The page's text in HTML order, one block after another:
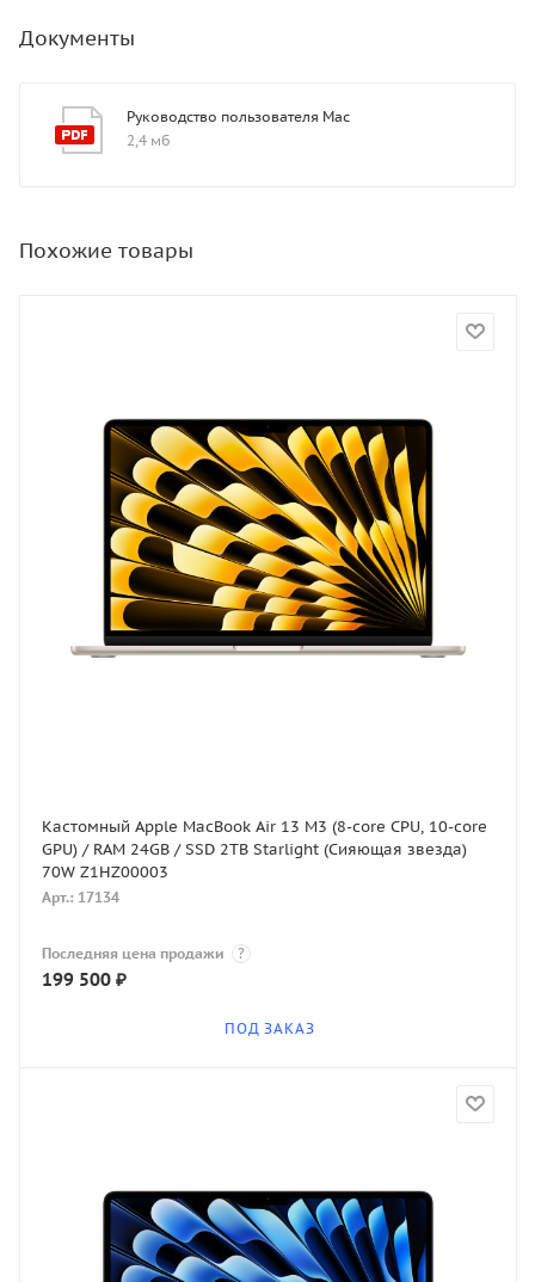
Документы
Руководство пользователя Mac
2,4 мб
Похожие товары
Кастомный Apple MacBook Air 13 M3 (8-core CPU, 10-core
GPU) / RAM 24GB / SSD 2TB Starlight (Сияющая звезда)
70W Z1HZ00003
Арт.: 17134
Последняя цена продажи ?
199 500 ₽
ПОД ЗАКАЗ